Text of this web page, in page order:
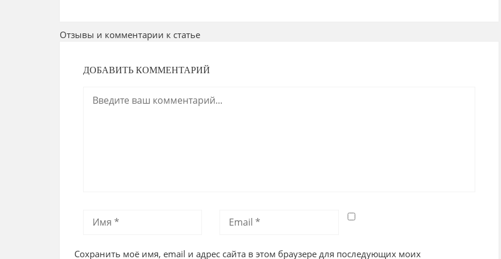
Отзывы и комментарии к статье
ДОБАВИТЬ КОММЕНТАРИЙ
Сохранить моё имя, email и адрес сайта в этом браузере для последующих моих